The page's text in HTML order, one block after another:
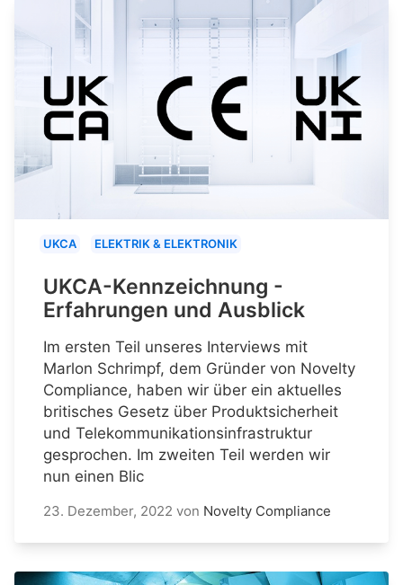
UKCA ELEKTRIK & ELEKTRONIK
UKCA-Kennzeichnung -
Erfahrungen und Ausblick
Im ersten Teil unseres Interviews mit
Marlon Schrimpf, dem Gründer von Novelty
Compliance, haben wir über ein aktuelles
britisches Gesetz über Produktsicherheit
und Telekommunikationsinfrastruktur
gesprochen. Im zweiten Teil werden wir
nun einen Blic
23. Dezember, 2022 von Novelty Compliance